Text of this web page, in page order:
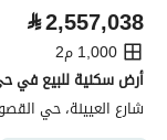
⃁2,557,038
1,000 م2
أرض سكنية للبيع في
شارع العيينة، حي